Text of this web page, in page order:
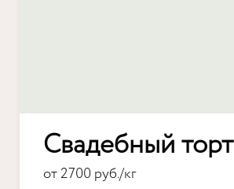
Свадебный торт
от 2700 руб./кг